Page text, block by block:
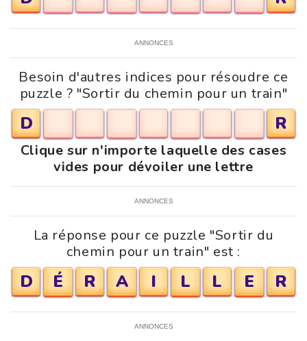
ANNONCES
Besoin d'autres indices pour résoudre ce
puzzle ? "Sortir du chemin pour un train"
D R
Clique sur n'importe laquelle des cases
vides pour dévoiler une lettre
ANNONCES
La réponse pour ce puzzle "Sortir du
chemin pour un train" est :
D É R A I L L E R
ANNONCES